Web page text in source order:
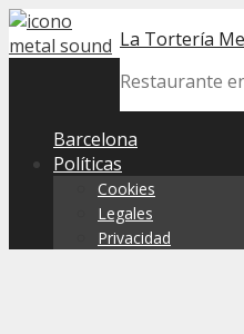
Skip
to
La Tortería
Restaurante
Barcelona
Políticas
Cookies
Legales
Privacidad